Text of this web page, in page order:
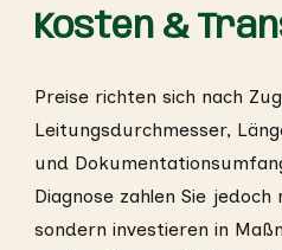
Kosten &
Preise richten sich nach
Leitungsdurchmesser,
und
Diagnose zahlen Sie jedoch
sondern investieren in